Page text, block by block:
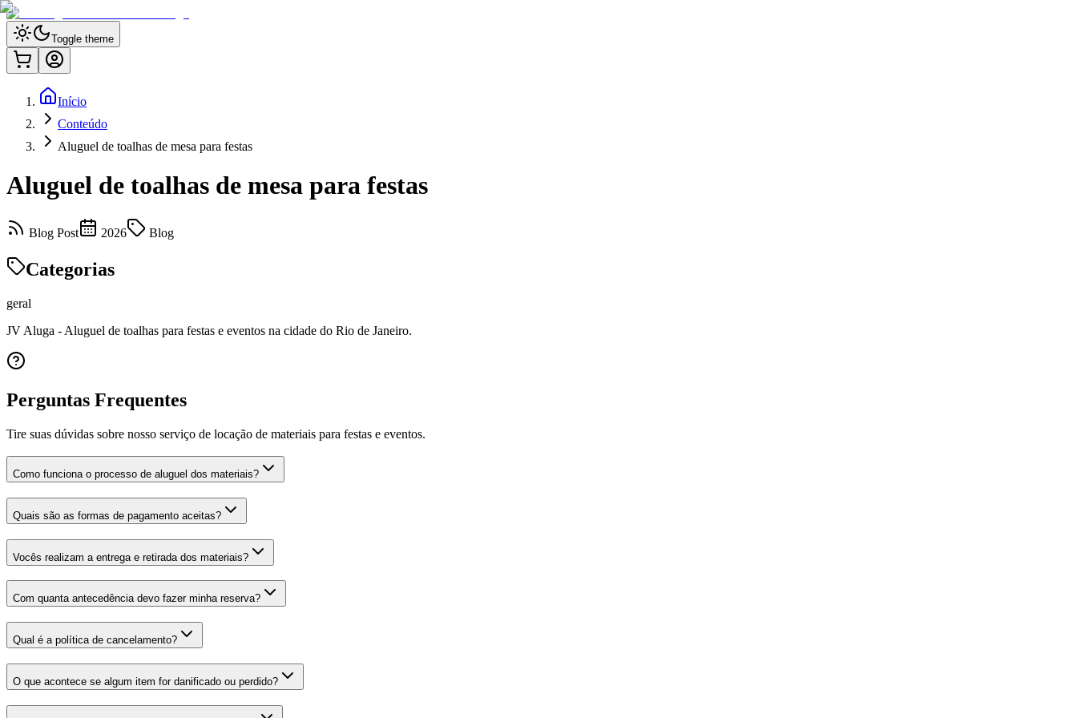
Toggle theme
Início
Conteúdo
Aluguel de toalhas de mesa para festas
Aluguel de toalhas de mesa para festas
Blog Post 2026 Blog
Categorias
geral
JV Aluga - Aluguel de toalhas para festas e eventos na cidade do Rio de Janeiro.
Perguntas Frequentes
Tire suas dúvidas sobre nosso serviço de locação de materiais para festas e eventos.
Como funciona o processo de aluguel dos materiais?
Quais são as formas de pagamento aceitas?
Vocês realizam a entrega e retirada dos materiais?
Com quanta antecedência devo fazer minha reserva?
Qual é a política de cancelamento?
O que acontece se algum item for danificado ou perdido?